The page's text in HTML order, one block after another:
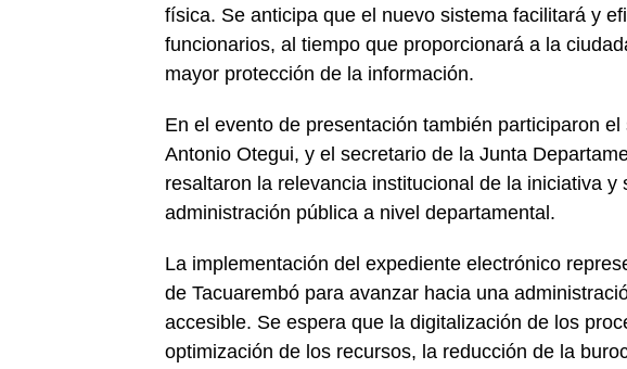
física. Se anticipa que el nuevo sistema facilitará y
funcionarios, al tiempo que proporcionará a la
mayor protección de la información.
En el evento de presentación también participaron
Antonio Otegui, y el secretario de la Junta
resaltaron la relevancia institucional de la iniciativa
administración pública a nivel departamental.
La implementación del expediente electrónico
de Tacuarembó para avanzar hacia una
accesible. Se espera que la digitalización de los
optimización de los recursos, la reducción de la